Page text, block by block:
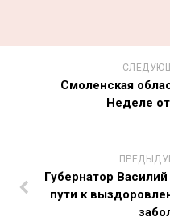
Смоленская
Неделе
Губернатор
пути к